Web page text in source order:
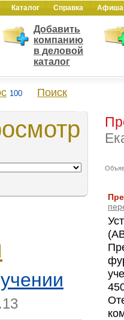
Каталог Справка Афиша
Добавить
компанию
в деловой
каталог
100 Поиск